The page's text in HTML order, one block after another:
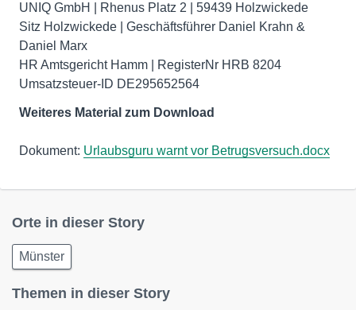
UNIQ GmbH | Rhenus Platz 2 | 59439 Holzwickede
Sitz Holzwickede | Geschäftsführer Daniel Krahn &
Daniel Marx
HR Amtsgericht Hamm | RegisterNr HRB 8204
Umsatzsteuer-ID DE295652564
Weiteres Material zum Download
Dokument: Urlaubsguru warnt vor Betrugsversuch.docx
Orte in dieser Story
Münster
Themen in dieser Story